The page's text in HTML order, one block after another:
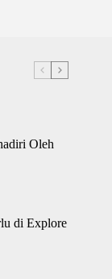
Oleh
di Explore